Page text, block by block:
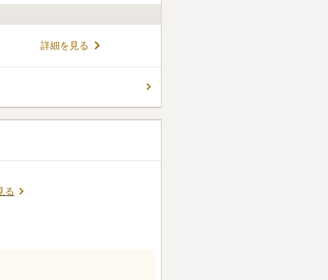
は法要施設や会食施設のほか
どを完備しています。 売店で
め、手ぶらでもお墓参りがで
参道がバリアフリーとなって
の必要なお子様連れのごご家
詳細を見る
る